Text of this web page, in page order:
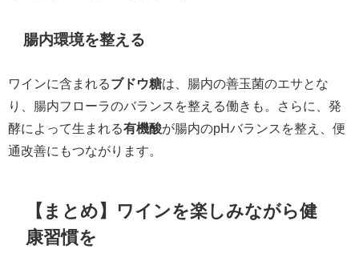
腸内環境を整える
ワインに含まれるブドウ糖は、腸内の善玉菌のエサとな
り、腸内フローラのバランスを整える働きも。さらに、発
酵によって生まれる有機酸が腸内のpHバランスを整え、便
通改善にもつながります。
【まとめ】ワインを楽しみながら健
康習慣を